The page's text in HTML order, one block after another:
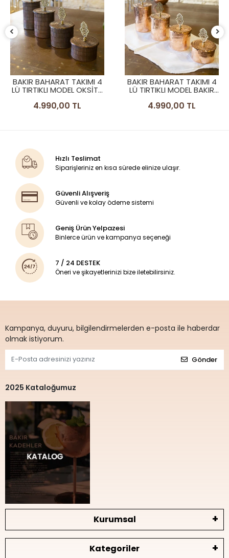
BAKIR BAHARAT TAKIMI 4
LÜ TIRTIKLI MODEL OKSİTLI
4.990,00 TL
BAKIR BAHARAT TAKIMI 4
LÜ TIRTIKLI MODEL BAKIR
4.990,00 TL
Hızlı Teslimat
Siparişleriniz en kısa sürede elinize ulaşır.
Güvenli Alışveriş
Güvenli ve kolay ödeme sistemi
Geniş Ürün Yelpazesi
Binlerce ürün ve kampanya seçeneği
7 / 24 DESTEK
Öneri ve şikayetlerinizi bize iletebilirsiniz.
Kampanya, duyuru, bilgilendirmelerden e-posta ile haberdar
olmak istiyorum.
Gönder
2025 Kataloğumuz
Kurumsal
Kategoriler